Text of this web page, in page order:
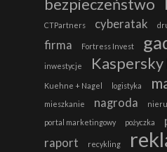
bezpieczeństwo
CTPartners
cyberatak
firma
Fortress Invest
inwestycje Kaspersky
Kuehne + Nagel logistyka
mieszkanie nagroda
portal marketingowy pożyczka
raport recykling